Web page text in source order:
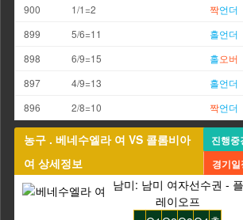
900 1/1=2 짝언더
899
5/6=11 홀언더
898
6/9=15 홀오버
897
4/9=13 홀언더
896
2/8=10 짝언더
농구 . 베네수엘라 여 VS 콜롬비아
여 상세정보
진행중
경기일
남미: 남미 여자선수권 - 플
레이오프